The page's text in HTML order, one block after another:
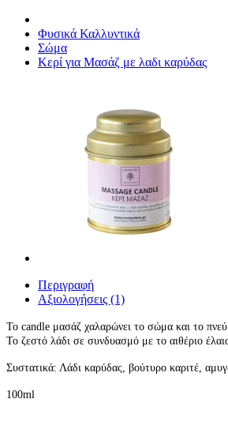
Φυσικά Καλλυντικά
Σώμα
Κερί για Μασάζ με λαδι καρύδας
Περιγραφή
Αξιολογήσεις (1)
Το candle μασάζ χαλαρώνει το σώμα και το
Το ζεστό λάδι σε συνδυασμό με το αιθέριο
Συστατικά: Λάδι καρύδας, βούτυρο καριτέ,
100ml